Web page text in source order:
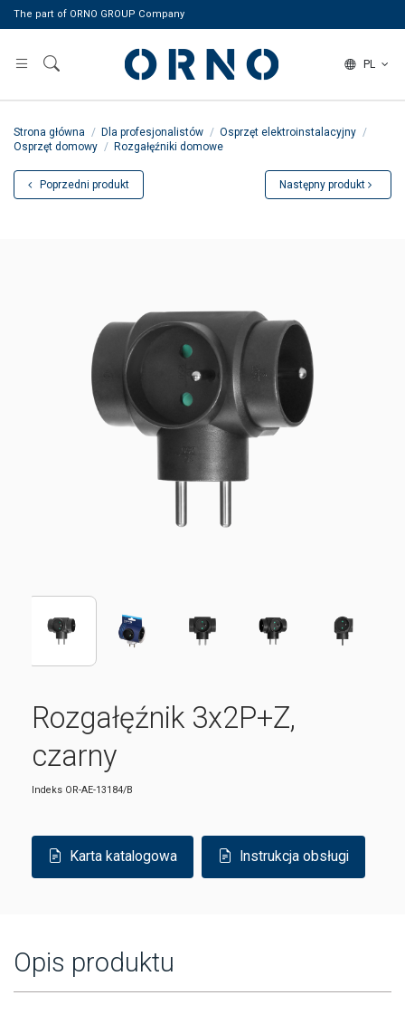
The part of ORNO GROUP Company
PL
Strona główna Dla profesjonalistów
Osprzęt elektroinstalacyjny
Osprzęt domowy
Rozgałęźniki domowe
Poprzedni produkt Następny produkt
Rozgałęźnik 3x2P+Z,
czarny
Indeks OR-AE-13184/B
Karta katalogowa Instrukcja obsługi
Opis produktu